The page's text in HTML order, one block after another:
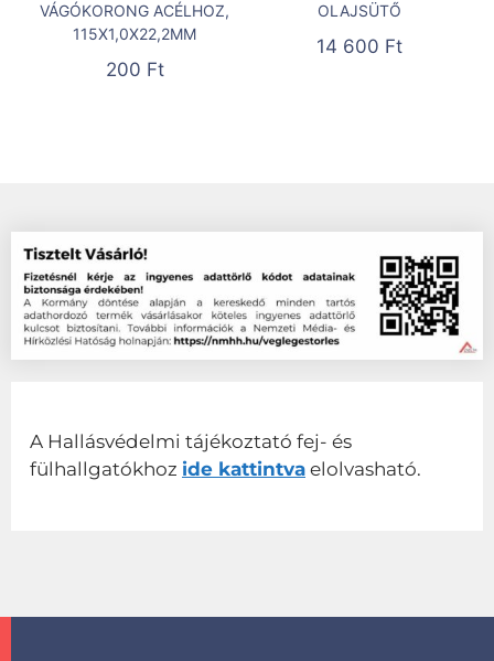
VÁGÓKORONG ACÉLHOZ,
115X1,0X22,2MM
200 Ft
OLAJSÜTŐ
14 600 Ft
A Hallásvédelmi tájékoztató fej- és
fülhallgatókhoz ide kattintva elolvasható.